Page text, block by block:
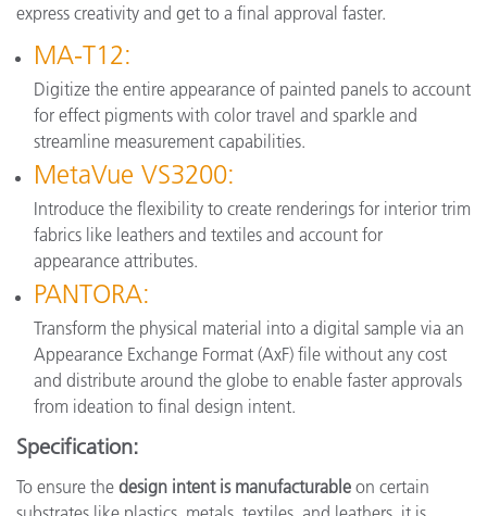
express creativity and get to a final approval faster.
MA-T12:
Digitize the entire appearance of painted panels to account
for effect pigments with color travel and sparkle and
streamline measurement capabilities.
MetaVue VS3200:
Introduce the flexibility to create renderings for interior trim
fabrics like leathers and textiles and account for
appearance attributes.
PANTORA:
Transform the physical material into a digital sample via an
Appearance Exchange Format (AxF) file without any cost
and distribute around the globe to enable faster approvals
from ideation to final design intent.
Specification:
To ensure the design intent is manufacturable on certain